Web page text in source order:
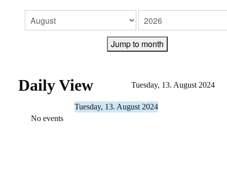
IMPRESSUM
Jump to month
Daily View Tuesday, 13. August 2024
Tuesday, 13. August 2024
No events